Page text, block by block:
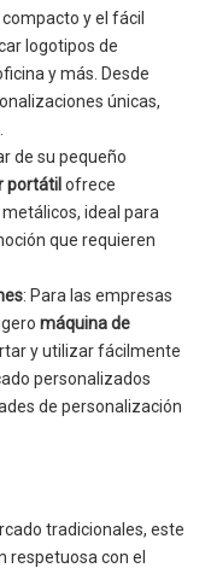
compacto y el fácil
logotipos de
y más. Desde
únicas,
de su pequeño
portátil ofrece
ideal para
que requieren
: Para las empresas
máquina de
y utilizar fácilmente
personalizados
de personalización
tradicionales, este
respetuosa con el